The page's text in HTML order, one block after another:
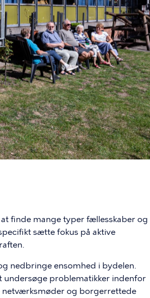
finde mange typer fællesskaber og
sætte fokus på aktive
nedbringe ensomhed i bydelen.
undersøge problematikker indenfor
og borgerrettede